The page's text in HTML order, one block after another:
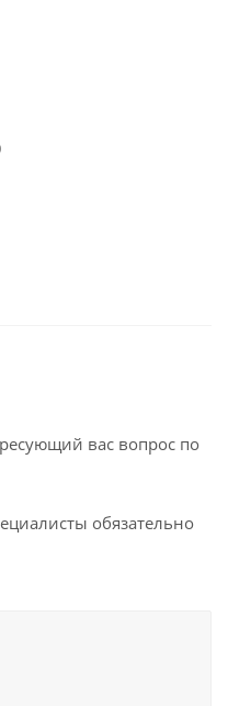
вас вопрос по
обязательно